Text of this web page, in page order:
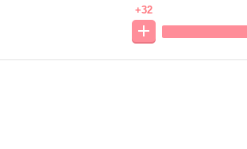
+32